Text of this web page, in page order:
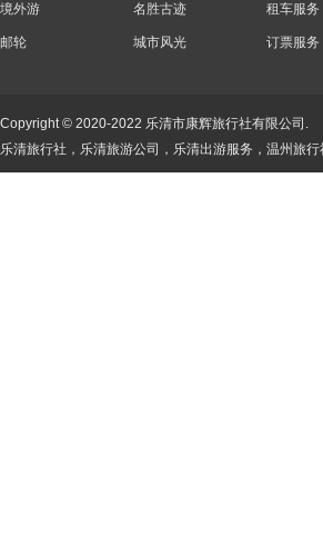
境外游
邮轮
名胜古迹
城市风光
租车服务
订票服务
Copyright © 2020-2022 乐清市康辉旅行社有限公
乐清旅行社，乐清旅游公司，乐清出游服务，温州旅行